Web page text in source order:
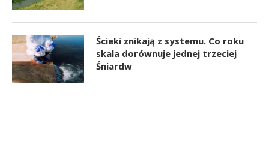
Ścieki znikają z systemu. Co roku
skala dorównuje jednej trzeciej
Śniardw